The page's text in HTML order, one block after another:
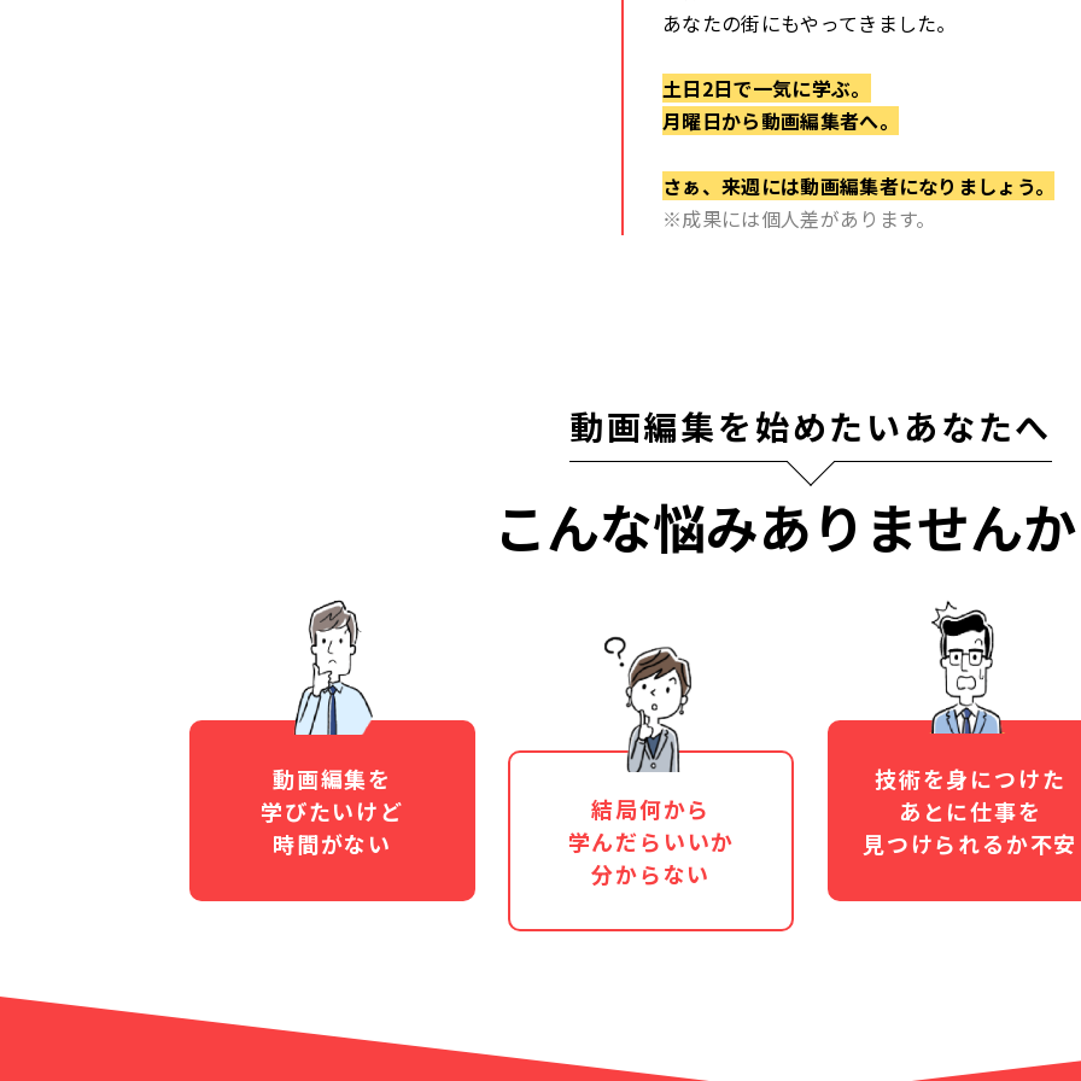
あなたの街にもやってきました。
土日2日で一気に学ぶ。
月曜日から動画編集者へ。
さぁ、来週には動画編集者になりましょう。
※成果には個人差があります。
動画編集を始めたいあなたへ
こんな悩みありません
動画編集を
学びたいけど
時間がない
結局何から
学んだらいいか
分からない
技術を身につけた
あとに仕事を
見つけられるか不安